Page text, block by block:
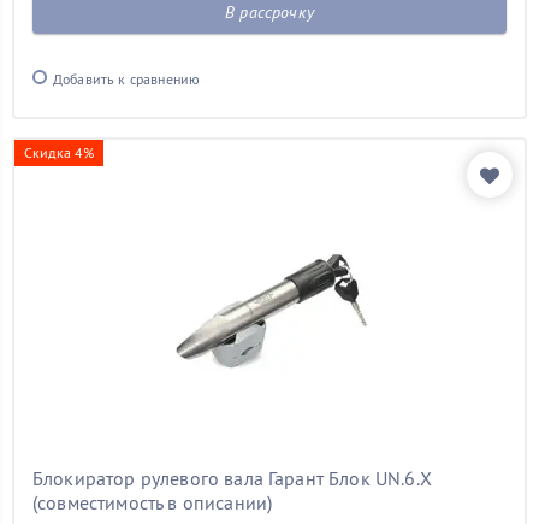
В рассрочку
Добавить к сравнению
Скидка 4%
Блокиратор рулевого вала Гарант Блок UN.6.X
(совместимость в описании)